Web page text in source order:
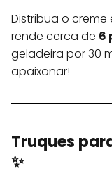
Distribua o
rende cerca de 6
geladeira por 30
apaixonar!
Truques
✨